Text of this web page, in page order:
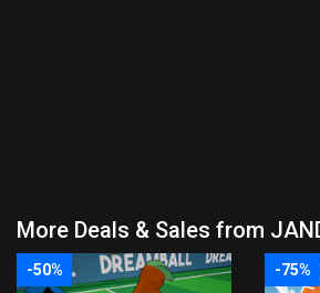
More Deals & Sales from
-50% -75%